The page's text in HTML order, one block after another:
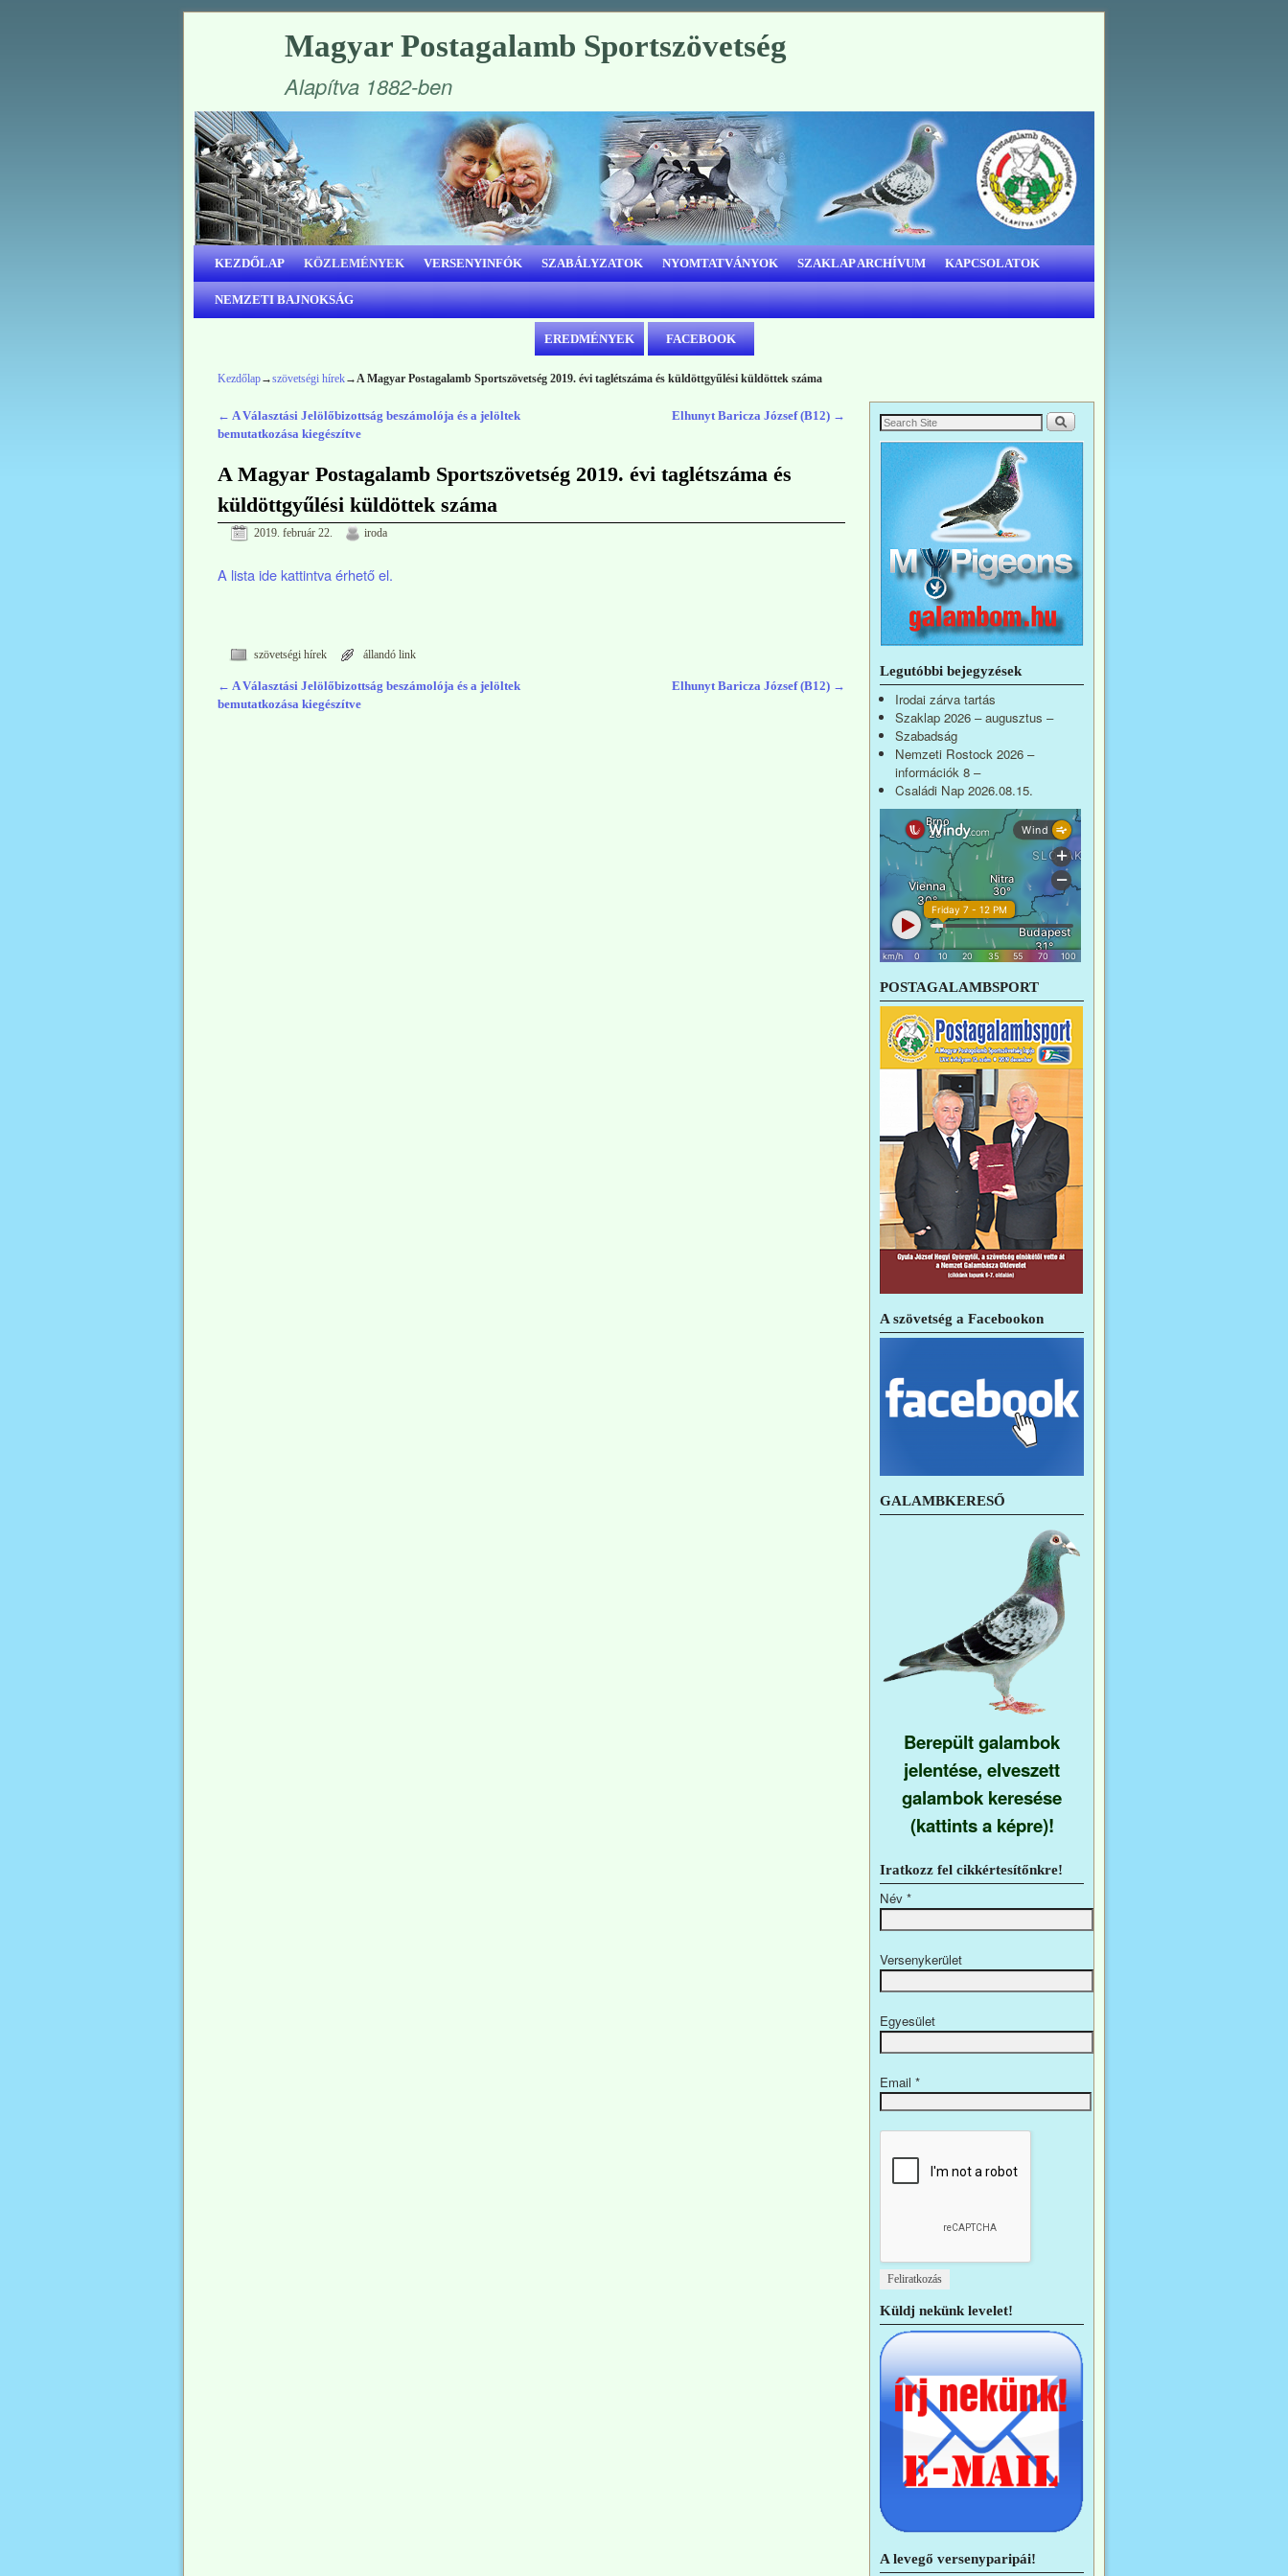
Magyar Postagalamb Sportszövetség
Alapítva 1882-ben
Ugrás a főtartalomra
Ugrás a másodlagos tartalomra
KEZDŐLAP KÖZLEMÉNYEK VERSENYINFÓK SZABÁLYZATOK NYOMTATVÁNYOK SZAKLAP ARCHÍVUM KAPCSOLATOK
NEMZETI BAJNOKSÁG
EREDMÉNYEK FACEBOOK
Kezdőlap→szövetségi hírek→A Magyar Postagalamb Sportszövetség 2019. évi taglétszáma és küldöttgyűlési küldöttek száma
Bejegyzés navigáció
← A Választási Jelölőbizottság beszámolója és a jelöltek
bemutatkozása kiegészítve
Elhunyt Baricza József (B12) →
A Magyar Postagalamb Sportszövetség 2019. évi taglétszáma és
küldöttgyűlési küldöttek száma
2019. február 22. iroda
A lista ide kattintva érhető el.
szövetségi hírek állandó link
Bejegyzés navigáció
← A Választási Jelölőbizottság beszámolója és a jelöltek
bemutatkozása kiegészítve
Elhunyt Baricza József (B12) →
Legutóbbi bejegyzések
Irodai zárva tartás
Szaklap 2026 – augusztus –
Szabadság
Nemzeti Rostock 2026 –
információk 8 –
Családi Nap 2026.08.15.
POSTAGALAMBSPORT
A szövetség a Facebookon
GALAMBKERESŐ
Berepült galambok
jelentése, elveszett
galambok keresése
(kattints a képre)!
Iratkozz fel cikkértesítőnkre!
Név *
Versenykerület
Egyesület
Email *
Küldj nekünk levelet!
A levegő versenyparipái!